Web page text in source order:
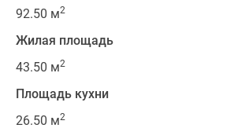
92.50 м2
Жилая площадь
43.50 м2
Площадь кухни
26.50 м2